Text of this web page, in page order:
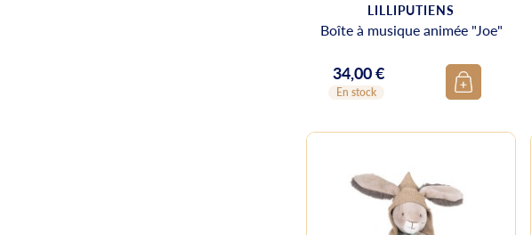
LILLIPUTIENS
Boîte à musique animée "Joe"
Prix
34,00 €
En stock